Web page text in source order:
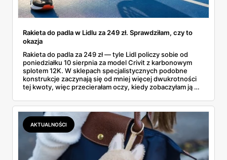
Rakieta do padla w Lidlu za 249 zł. Sprawdziłam, czy to
okazja
Rakieta do padla za 249 zł — tyle Lidl policzy sobie od
poniedziałku 10 sierpnia za model Crivit z karbonowym
splotem 12K. W sklepach specjalistycznych podobne
konstrukcje zaczynają się od mniej więcej dwukrotności
tej kwoty, więc przecierałam oczy, kiedy zobaczyłam ją w
najszybciej rosnący sport w Polsce: kortów przybywa
lawinowo, a chętnych jeszcze szybciej. Sprawdziłam, co
dokładnie dostajemy za te pieniądze i komu taka rakieta
faktycznie wystarczy.
AKTUALNOŚCI